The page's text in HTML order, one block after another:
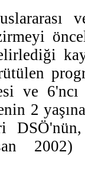
ve
2
2002)